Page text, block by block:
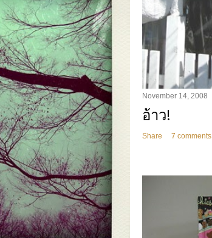
November 14, 2008
อ้าว!
Share 7 comments